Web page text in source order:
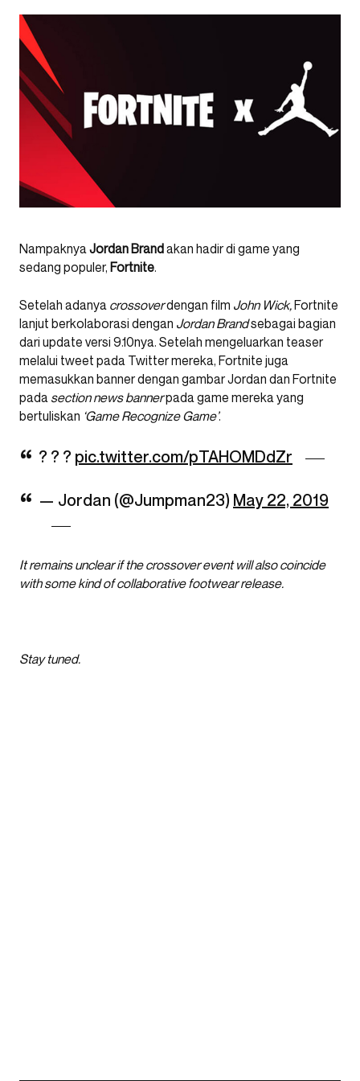
NampaknyaJordan Brandakan hadir di game yang
sedang populer, Fortnite.
Setelah adanya crossoverdengan film John Wick,Fortnite
lanjut berkolaborasi dengan Jordan Brandsebagai bagian
dari update versi 9.10nya. Setelah mengeluarkan teaser
melalui tweet pada Twitter mereka, Fortnite juga
memasukkan banner dengan gambar Jordan dan Fortnite
pada section news bannerpada game mereka yang
bertuliskan ‘Game Recognize Game’.
? ? ? pic.twitter.com/pTAHOMDdZr
— Jordan (@Jumpman23) May 22, 2019
It remains unclear if the crossover event will also coincide
with some kind of collaborative footwear release.
Stay tuned.